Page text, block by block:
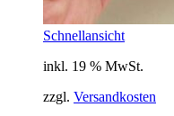
Schnellansicht
inkl. 19 % MwSt.
zzgl. Versandkosten